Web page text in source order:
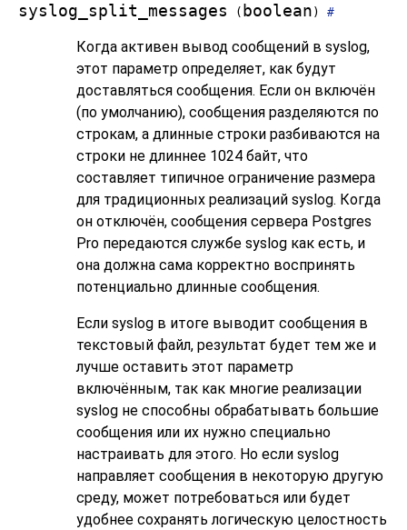
syslog_split_messages ( boolean ) #
Когда активен вывод сообщений в syslog,
этот параметр определяет, как будут
доставляться сообщения. Если он включён
(по умолчанию), сообщения разделяются по
строкам, а длинные строки разбиваются на
строки не длиннее 1024 байт, что
составляет типичное ограничение размера
для традиционных реализаций syslog. Когда
он отключён, сообщения сервера Postgres
Pro передаются службе syslog как есть, и
она должна сама корректно воспринять
потенциально длинные сообщения.
Если syslog в итоге выводит сообщения в
текстовый файл, результат будет тем же и
лучше оставить этот параметр
включённым, так как многие реализации
syslog не способны обрабатывать большие
сообщения или их нужно специально
настраивать для этого. Но если syslog
направляет сообщения в некоторую другую
среду, может потребоваться или будет
удобнее сохранять логическую целостность